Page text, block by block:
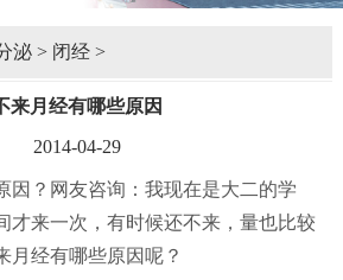
泌> 闭经>
来月经有哪些原因
2014-04-29
？网友咨询：我现在是大二的学
才来一次，有时候还不来，量也比较
月经有哪些原因呢？